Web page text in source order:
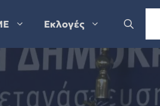
Εκλογές